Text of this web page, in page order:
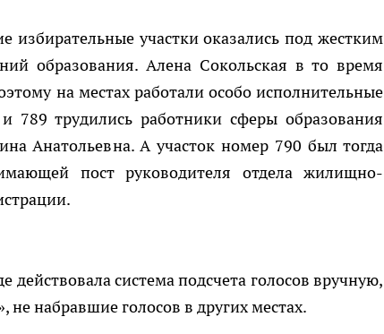
участки оказались под жестким
образования. Алена Сокольская в то время
на местах работали особо исполнительные
789 трудились работники сферы образования
Анатольевна. А участок номер 790 был тогда
пост руководителя отдела жилищно-
действовала система подсчета голосов вручную,
не набравшие голосов в других местах.